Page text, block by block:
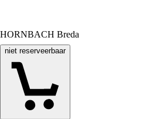
HORNBACH Breda
niet reserveerbaar